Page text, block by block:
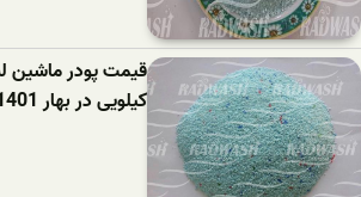
کیلویی در بهار 1401